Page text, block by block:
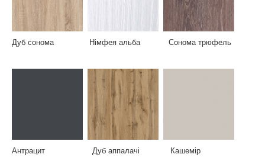
Дуб сонома Німфея альба Сонома трюфель
Антрацит Дуб аппалачі Кашемір